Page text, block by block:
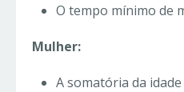
O tempo mínimo de
Mulher:
A somatória da